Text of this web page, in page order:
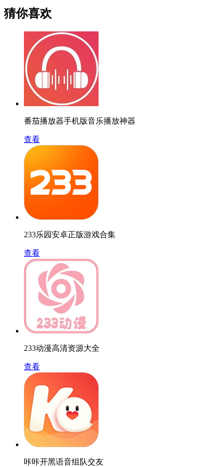
猜你喜欢
番茄播放器手机版音乐播放神器
查看
233乐园安卓正版游戏合集
查看
233动漫高清资源大全
查看
咔咔开黑语音组队交友